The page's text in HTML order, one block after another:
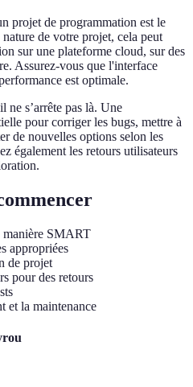
projet de programmation est le
de votre projet, cela peut
sur une plateforme cloud, sur des
Assurez-vous que l'interface
est optimale.
ne s’arrête pas là. Une
pour corriger les bugs, mettre à
de nouvelles options selon les
également les retours utilisateurs
SMART
appropriées
de projet
pour des retours
et la maintenance